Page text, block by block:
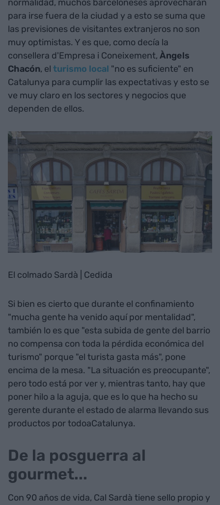
normalidad, muchos barceloneses aprovecharán
para irse fuera de la ciudad y a esto se suma que
las previsiones de visitantes extranjeros no son
muy optimistas. Y es que, como decía la
consellera d'Empresa i Coneixement, Àngels
Chacón, el turismo local "no es suficiente" en
Catalunya para cumplir las expectativas y esto se
ve muy claro en los sectores y negocios que
dependen de ellos.
El colmado Sardà | Cedida
Si bien es cierto que durante el confinamiento
"mucha gente ha venido aquí por mentalidad",
también lo es que "esta subida de gente del barrio
no compensa con toda la pérdida económica del
turismo" porque "el turista gasta más", pone
encima de la mesa. "La situación es preocupante",
pero todo está por ver y, mientras tanto, hay que
poner hilo a la aguja, que es lo que ha hecho su
gerente durante el estado de alarma llevando sus
productos por todoaCatalunya.
De la posguerra al
gourmet...
Con 90 años de vida, Cal Sardà tiene sello propio y